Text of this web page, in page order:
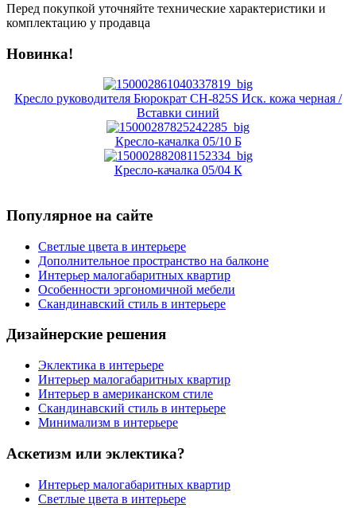
Перед покупкой уточняйте технические характеристики и
комплектацию у продавца
Новинка!
Кресло руководителя Бюрократ CH-825S Иск. кожа черная /
Вставки синий
Кресло-качалка 05/10 Б
Кресло-качалка 05/04 К
Популярное на сайте
Светлые цвета в интерьере
Дополнительное пространство на балконе
Интерьер малогабаритных квартир
Особенности эргономичной мебели
Скандинавский стиль в интерьере
Дизайнерские решения
Эклектика в интерьере
Интерьер малогабаритных квартир
Интерьер в американском стиле
Скандинавский стиль в интерьере
Минимализм в интерьере
Аскетизм или эклектика?
Интерьер малогабаритных квартир
Светлые цвета в интерьере